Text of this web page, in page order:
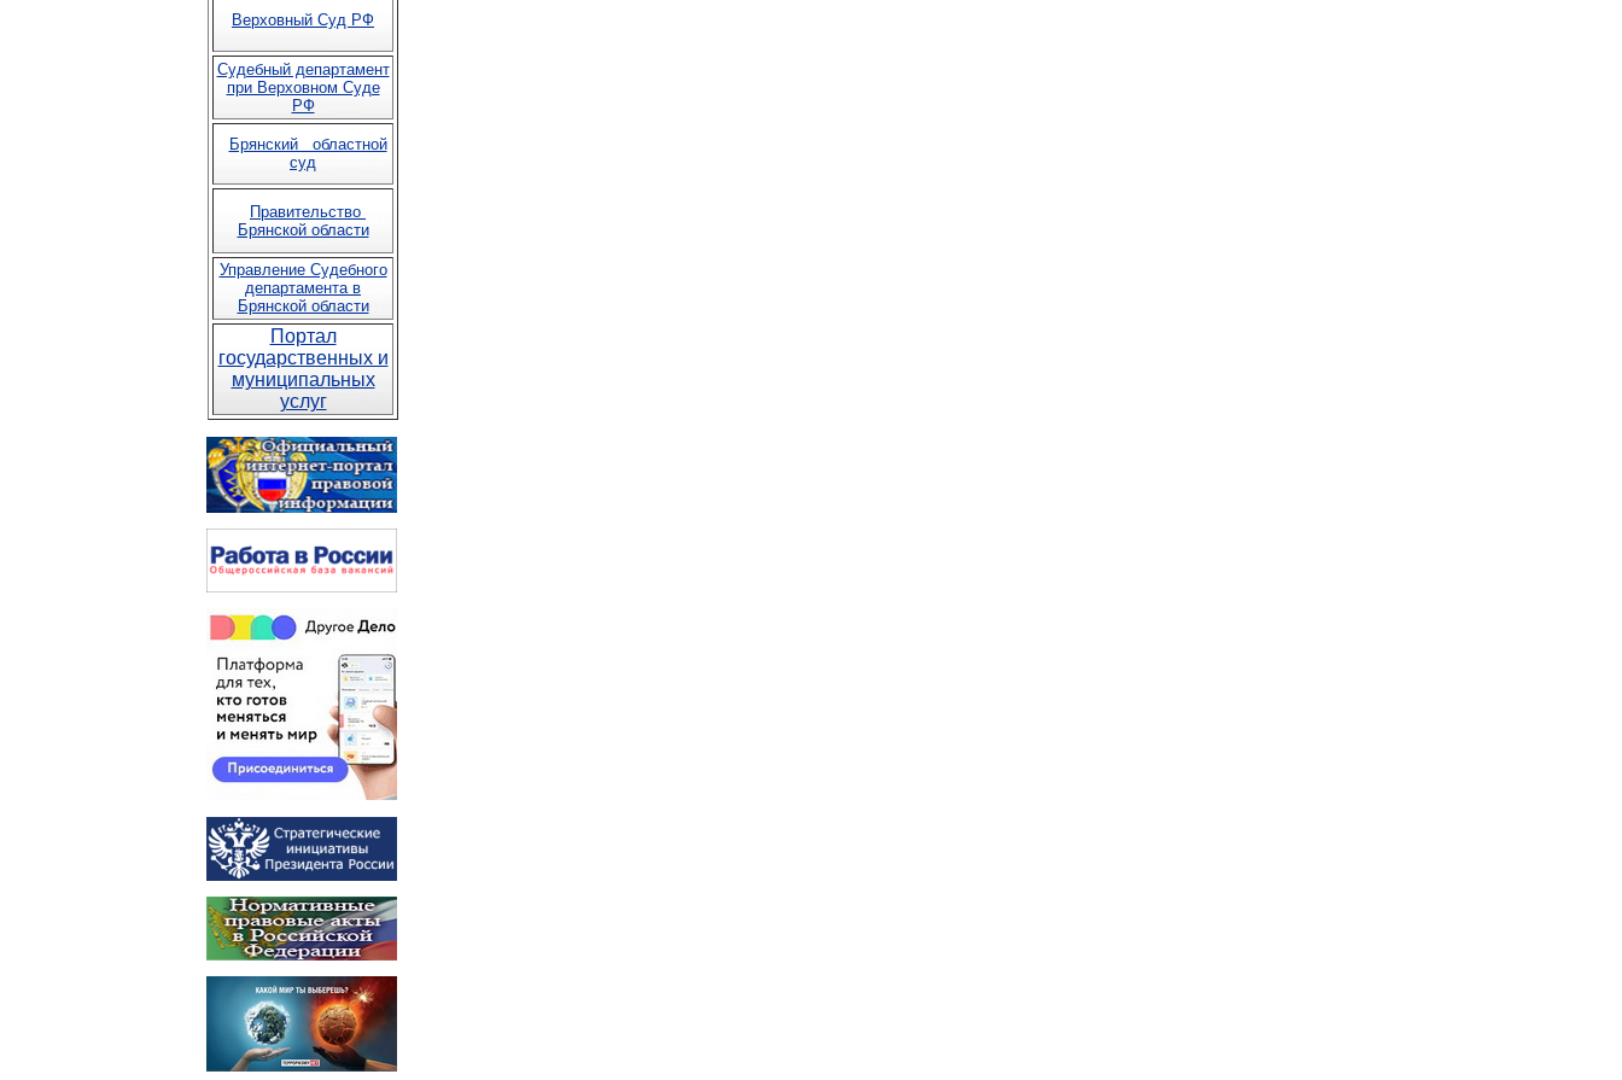
Верховный Суд РФ
Судебный департамент
при Верховном Суде
РФ
Брянский областной
суд
Правительство
Брянской области
Управление Судебного
департамента в
Брянской области
Портал
государственных и
муниципальных
услуг